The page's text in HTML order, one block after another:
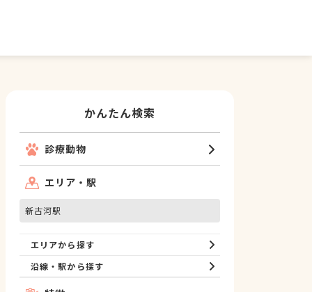
かんたん検索
診療動物
エリア・駅
新古河駅
エリアから探す
沿線・駅から探す